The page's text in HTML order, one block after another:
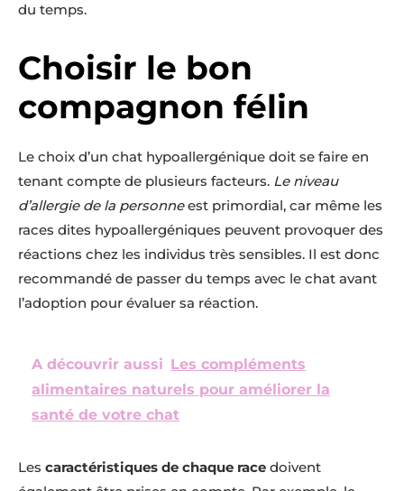
du temps.
Choisir le bon
compagnon félin
Le choix d’un chat hypoallergénique doit se faire en
tenant compte de plusieurs facteurs. Le niveau
d’allergie de la personneest primordial, car même les
races dites hypoallergéniques peuvent provoquer des
réactions chez les individus très sensibles. Il est donc
recommandé de passer du temps avec le chat avant
l’adoption pour évaluer sa réaction.
A découvrir aussi Les compléments
alimentaires naturels pour améliorer la
santé de votre chat
Les caractéristiques de chaque race doivent